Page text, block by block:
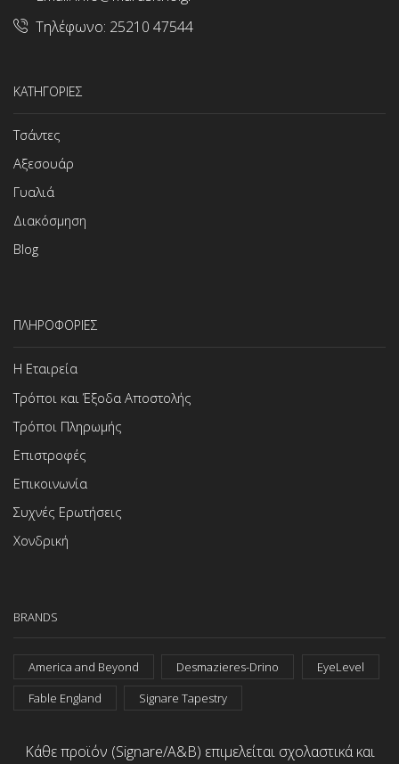
Τηλέφωνο: 25210 47544
ΚΑΤΗΓΟΡΙΕΣ
Τσάντες
Αξεσουάρ
Γυαλιά
Διακόσμηση
Blog
ΠΛΗΡΟΦΟΡΙΕΣ
Η Εταιρεία
Τρόποι και Έξοδα Αποστολής
Τρόποι Πληρωμής
Επιστροφές
Επικοινωνία
Συχνές Ερωτήσεις
Χονδρική
BRANDS
America and Beyond Desmazieres-Drino
EyeLevel
Fable England
Signare Tapestry
Κάθε προϊόν (Signare/A&B) επιμελείται σχολαστικά και